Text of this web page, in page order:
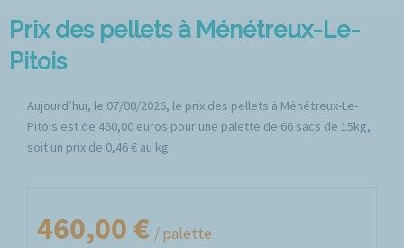
Prix des pellets à Ménétreux-Le-
Pitois
Aujourd’hui, le 07/08/2026, le prix des pellets à Ménétreux-Le-
Pitois est de 460,00 euros pour une palette de 66 sacs de 15kg,
soit un prix de 0,46 € au kg.
460,00 € / palette